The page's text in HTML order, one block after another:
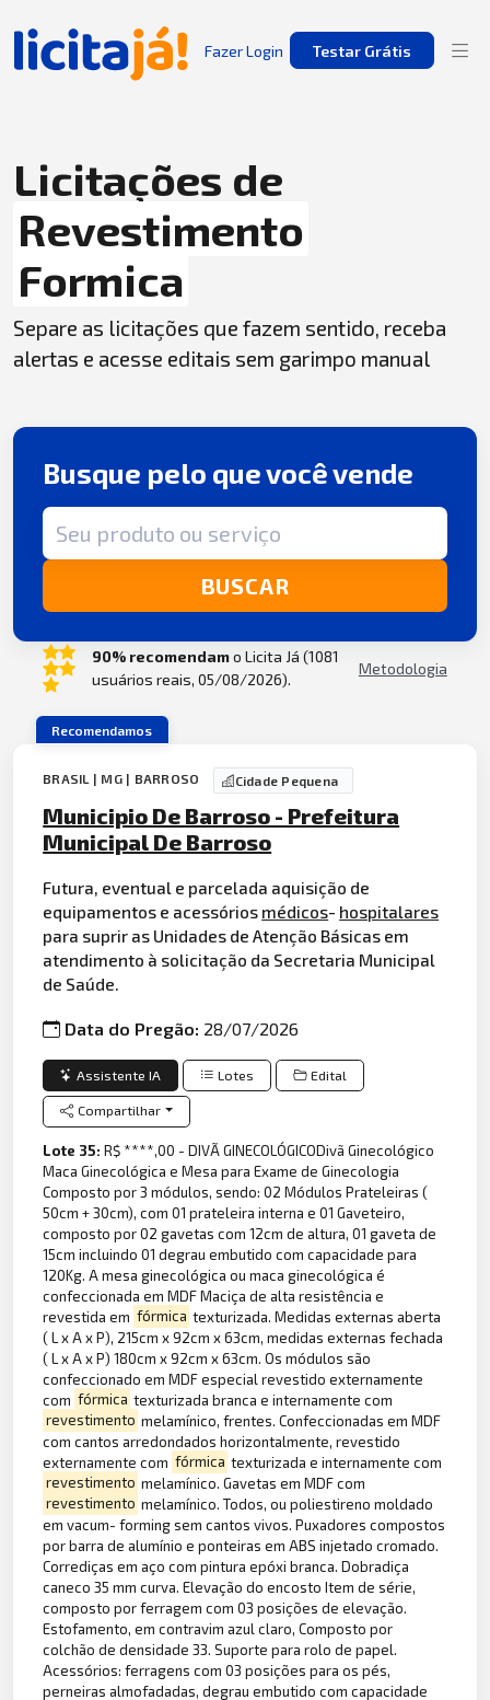
Fazer Login Testar Grátis
Licitações de
Revestimento
Formica
Separe as licitações que fazem sentido, receba
alertas e acesse editais sem garimpo manual
Busque pelo que você vende
Termo de busca
BUSCAR
90% recomendamo Licita Já (1081
usuários reais, 05/08/2026).
Metodologia
Recomendamos
BRASIL | MG | BARROSO Cidade Pequena
Municipio De Barroso - Prefeitura
Municipal De Barroso
Futura, eventual e parcelada aquisição de
equipamentos e acessórios médicos- hospitalares
para suprir as Unidades de Atenção Básicas em
atendimento à solicitação da Secretaria Municipal
de Saúde.
Data do Pregão: 28/07/2026
Assistente IA Lotes Edital
Compartilhar
Lote 35:R$ ****,00 - DIVÃ GINECOLÓGICODivã Ginecológico
Maca Ginecológica e Mesa para Exame de Ginecologia
Composto por 3 módulos, sendo: 02 Módulos Prateleiras (
50cm + 30cm), com 01 prateleira interna e 01 Gaveteiro,
composto por 02 gavetas com 12cm de altura, 01 gaveta de
15cm incluindo 01 degrau embutido com capacidade para
120Kg. A mesa ginecológica ou maca ginecológica é
confeccionada em MDF Maciça de alta resistência e
revestida em fórmica texturizada. Medidas externas aberta
( L x A x P), 215cm x 92cm x 63cm, medidas externas fechada
( L x A x P) 180cm x 92cm x 63cm. Os módulos são
confeccionado em MDF especial revestido externamente
com fórmica texturizada branca e internamente com
revestimento melamínico, frentes. Confeccionadas em MDF
com cantos arredondados horizontalmente, revestido
externamente com fórmica texturizada e internamente com
revestimento melamínico. Gavetas em MDF com
revestimento melamínico. Todos, ou poliestireno moldado
em vacum- forming sem cantos vivos. Puxadores compostos
por barra de alumínio e ponteiras em ABS injetado cromado.
Corrediças em aço com pintura epóxi branca. Dobradiça
caneco 35 mm curva. Elevação do encosto Item de série,
composto por ferragem com 03 posições de elevação.
Estofamento, em contravim azul claro, Composto por
colchão de densidade 33. Suporte para rolo de papel.
Acessórios: ferragens com 03 posições para os pés,
perneiras almofadadas, degrau embutido com capacidade